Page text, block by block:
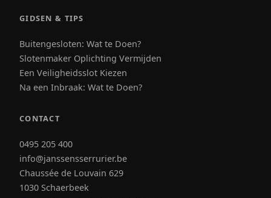
GIDSEN & TIPS
Buitengesloten: Wat te Doen?
Slotenmaker Oplichting Vermijden
Een Veiligheidsslot Kiezen
Na een Inbraak: Wat te Doen?
CONTACT
0495 205 400
info@janssensserrurier.be
Chaussée de Louvain 629
1030 Schaerbeek